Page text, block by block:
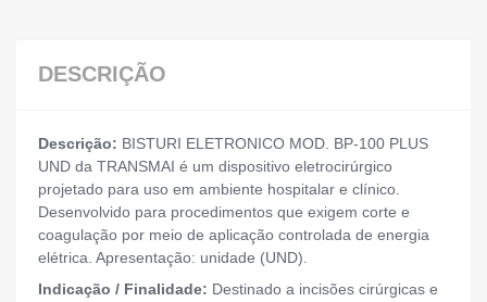
DESCRIÇÃO
Descrição: BISTURI ELETRONICO MOD. BP-100 PLUS
UND da TRANSMAI é um dispositivo eletrocirúrgico
projetado para uso em ambiente hospitalar e clínico.
Desenvolvido para procedimentos que exigem corte e
coagulação por meio de aplicação controlada de energia
elétrica. Apresentação: unidade (UND).
Indicação / Finalidade: Destinado a incisões cirúrgicas e